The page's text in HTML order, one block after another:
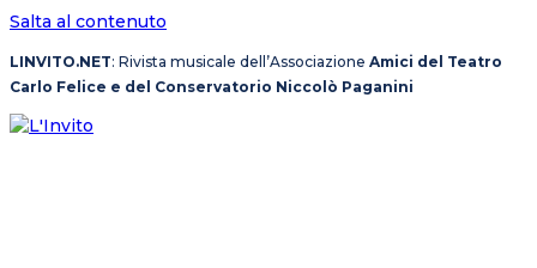
Salta al contenuto
LINVITO.NET: Rivista musicale dell’Associazione Amici del Teatro
Carlo Felice e del Conservatorio Niccolò Paganini